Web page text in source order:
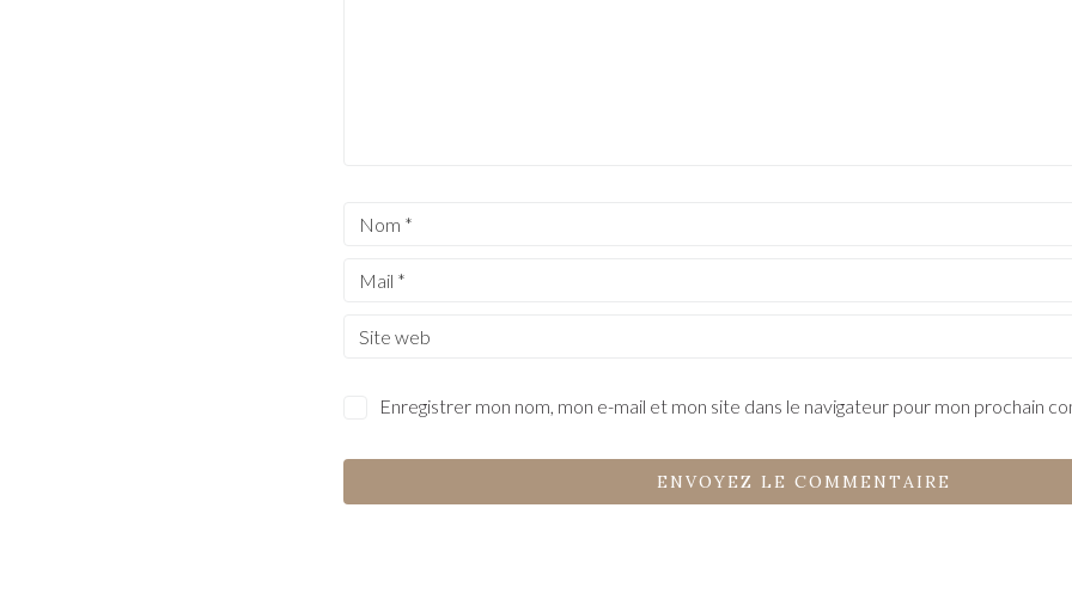
Enregistrer mon nom, mon e-mail et mon site dans le navigateur pour mon prochain